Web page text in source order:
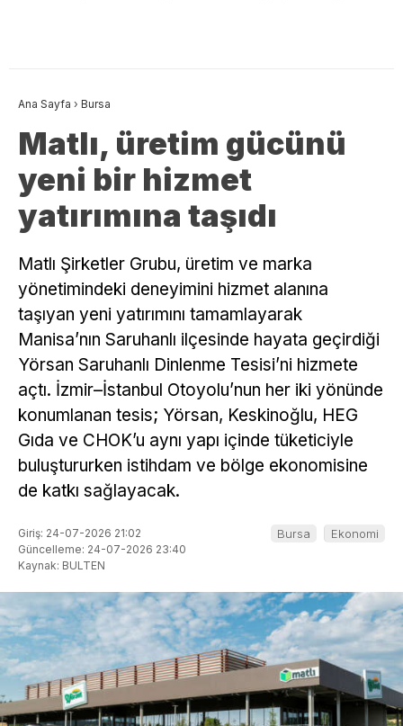
Ana Sayfa › Bursa
Matlı, üretim gücünü
yeni bir hizmet
yatırımına taşıdı
Matlı Şirketler Grubu, üretim ve marka
yönetimindeki deneyimini hizmet alanına
taşıyan yeni yatırımını tamamlayarak
Manisa’nın Saruhanlı ilçesinde hayata geçirdiği
Yörsan Saruhanlı Dinlenme Tesisi’ni hizmete
açtı. İzmir–İstanbul Otoyolu’nun her iki yönünde
konumlanan tesis; Yörsan, Keskinoğlu, HEG
Gıda ve CHOK’u aynı yapı içinde tüketiciyle
buluştururken istihdam ve bölge ekonomisine
de katkı sağlayacak.
Giriş: 24-07-2026 21:02
Güncelleme: 24-07-2026 23:40
Kaynak: BULTEN
Bursa Ekonomi